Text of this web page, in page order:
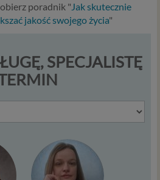
poradnik " Jak skutecznie
jakość swojego życia"
SPECJALISTĘ
dziecka i oglądasz
w Psychorada.pl to możemy
reklamowe (np. produktu lub
potrzebować) reklamodawcy
muszą mieć możliwość
danych. Udzielenie takiej
dobrowolne, i jeśli nie chcesz,
ograniczenia zakresu lub
momencie.
usług, przetwarzane będą